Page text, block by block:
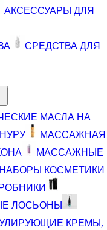
АКСЕССУАРЫ ДЛЯ
СРЕДСТВА ДЛЯ
МАСЛА НА
МАССАЖНАЯ
МАССАЖНЫЕ
НАБОРЫ КОСМЕТИКИ
ЛОСЬОНЫ
КРЕМЫ,